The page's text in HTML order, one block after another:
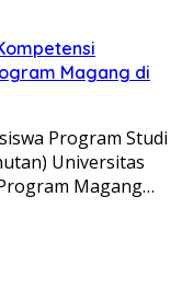
Magang di
Program Studi
Universitas
Magang…